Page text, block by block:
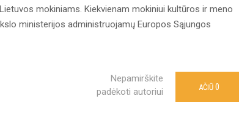
mokiniams. Kiekvienam mokiniui kultūros ir meno
ministerijos administruojamų Europos Sąjungos
Nepamirškite
padėkoti autoriui
AČIŪ 0